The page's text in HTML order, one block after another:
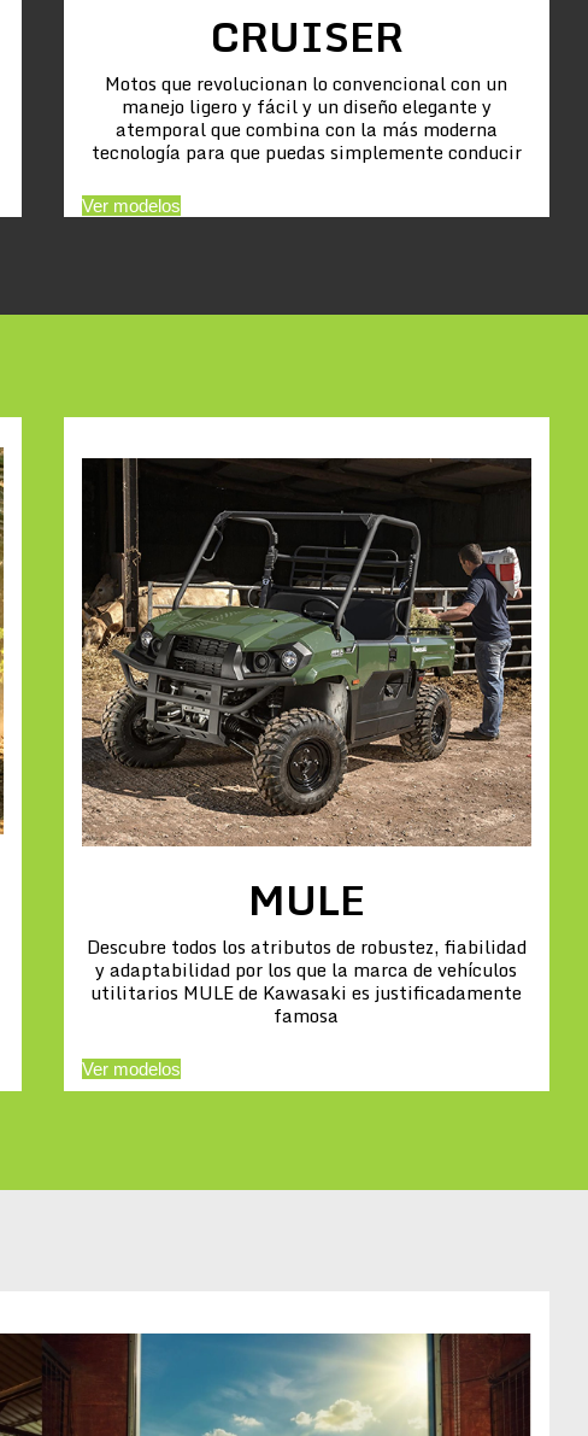
CRUISER
Motos que revolucionan lo convencional con un
manejo ligero y fácil y un diseño elegante y
atemporal que combina con la más moderna
tecnología para que puedas simplemente conducir
Ver modelos
MULE
Descubre todos los atributos de robustez, fiabilidad
y adaptabilidad por los que la marca de vehículos
utilitarios MULE de Kawasaki es justificadamente
famosa
Ver modelos